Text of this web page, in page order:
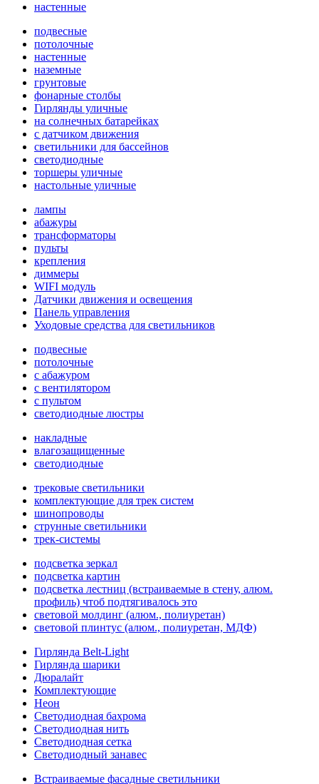
настенные
подвесные
потолочные
настенные
наземные
грунтовые
фонарные столбы
Гирлянды уличные
на солнечных батарейках
с датчиком движения
светильники для бассейнов
светодиодные
торшеры уличные
настольные уличные
лампы
абажуры
трансформаторы
пульты
крепления
диммеры
WIFI модуль
Датчики движения и освещения
Панель управления
Уходовые средства для светильников
подвесные
потолочные
с абажуром
с вентилятором
с пультом
светодиодные люстры
накладные
влагозащищенные
светодиодные
трековые светильники
комплектующие для трек систем
шинопроводы
струнные светильники
трек-системы
подсветка зеркал
подсветка картин
подсветка лестниц (встраиваемые в стену, алюм.
профиль) чтоб подтягивалось это
световой молдинг (алюм., полиуретан)
световой плинтус (алюм., полиуретан, МДФ)
Гирлянда Belt-Light
Гирлянда шарики
Дюралайт
Комплектующие
Неон
Светодиодная бахрома
Светодиодная нить
Светодиодная сетка
Светодиодный занавес
Встраиваемые фасадные светильники